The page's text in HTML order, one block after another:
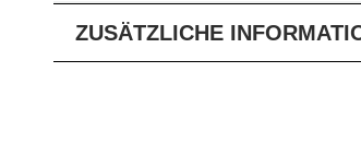
ZUSÄTZLICHE